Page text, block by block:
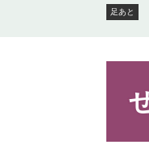
足あと